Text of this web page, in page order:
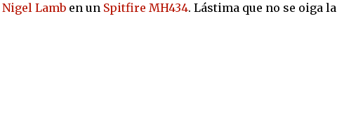
Nigel Lamben un Spitfire MH434. Lástima que no se oiga la